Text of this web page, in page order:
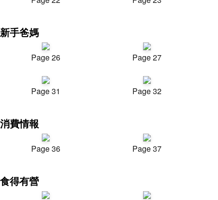
新手爸媽
Page 26 Page 27
Page 31 Page 32
消費情報
Page 36 Page 37
食得有營